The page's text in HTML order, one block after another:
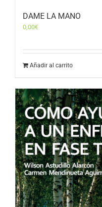
DAME LA MANO
0,00€
Añadir al carrito